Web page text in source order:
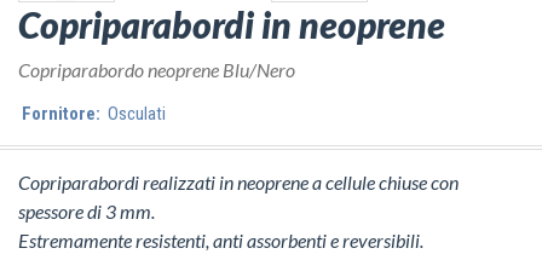
Copriparabordi in neoprene
Copriparabordo neoprene Blu/Nero
Fornitore: Osculati
Copriparabordi realizzati in neoprene a cellule chiuse con
spessore di 3 mm.
Estremamente resistenti, anti assorbenti e reversibili.